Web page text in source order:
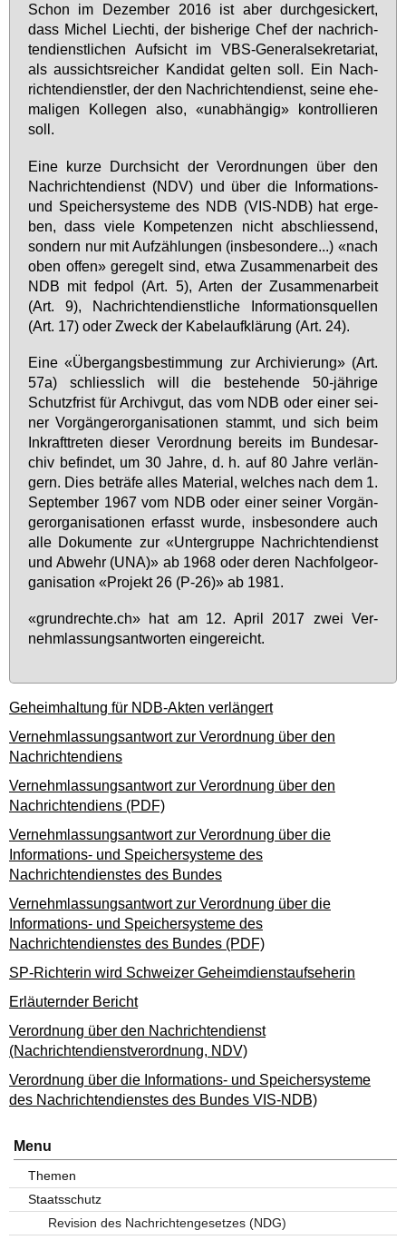
Schon im De­zem­ber 2016 ist aber durch­ge­si­ckert,
dass Mi­chel Liech­ti, der bis­he­ri­ge Chef der nach­rich­
ten­dienst­li­chen Auf­sicht im VBS-Ge­ne­ral­se­kre­ta­ri­at,
als aus­sichts­rei­cher Kan­di­dat gel­ten soll. Ein Nach­
rich­ten­dienst­ler, der den Nach­rich­ten­dienst, sei­ne ehe­
ma­li­gen Kol­le­gen al­so, «un­ab­hän­gig» kon­trol­lie­ren
soll.
Ei­ne kur­ze Durch­sicht der Ver­ord­nun­gen über den
Nach­rich­ten­dienst (NDV) und über die In­for­ma­ti­ons-
und Spei­cher­sys­te­me des NDB (VIS-NDB) hat er­ge­
ben, dass vie­le Kom­pe­ten­zen nicht ab­schlies­send,
son­dern nur mit Auf­zäh­lun­gen (ins­be­son­de­re...) «nach
oben of­fen» ge­re­gelt sind, et­wa Zu­sam­men­ar­beit des
NDB mit fed­pol (Art. 5), Ar­ten der Zu­sam­men­ar­beit
(Art. 9), Nach­rich­ten­dienst­li­che In­for­ma­ti­ons­quel­len
(Art. 17) oder Zweck der Ka­belauf­klä­rung (Art. 24).
Ei­ne «Über­gangs­be­stim­mung zur Ar­chi­vie­rung» (Art.
57a) schliess­lich will die be­ste­hen­de 50-jäh­ri­ge
Schutz­frist für Ar­chiv­gut, das vom NDB oder ei­ner sei­
ner Vor­gän­ger­or­ga­ni­sa­tio­nen stammt, und sich beim
In­kraft­tre­ten die­ser Ver­ord­nung be­reits im Bun­des­ar­
chiv be­fin­det, um 30 Jah­re, d. h. auf 80 Jah­re ver­län­
gern. Dies be­trä­fe al­les Ma­te­ri­al, wel­ches nach dem 1.
Sep­tem­ber 1967 vom NDB oder ei­ner sei­ner Vor­gän­
ger­or­ga­ni­sa­tio­nen er­fasst wur­de, ins­be­son­de­re auch
al­le Do­ku­men­te zur «Un­ter­grup­pe Nach­rich­ten­dienst
und Ab­wehr (UNA)» ab 1968 oder de­ren Nach­fol­ge­or­
ga­ni­sa­ti­on «Pro­jekt 26 (P-26)» ab 1981.
«grund­rech­te.ch» hat am 12. April 2017 zwei Ver­
nehm­las­sungs­ant­wor­ten ein­ge­reicht.
Geheimhaltung für NDB-Akten verlängert
Vernehmlassungsantwort zur Verordnung über den
Nachrichtendiens
Vernehmlassungsantwort zur Verordnung über den
Nachrichtendiens (PDF)
Vernehmlassungsantwort zur Verordnung über die
Informations- und Speichersysteme des
Nachrichtendienstes des Bundes
Vernehmlassungsantwort zur Verordnung über die
Informations- und Speichersysteme des
Nachrichtendienstes des Bundes (PDF)
SP-Richterin wird Schweizer Geheimdienstaufseherin
Erläuternder Bericht
Verordnung über den Nachrichtendienst
(Nachrichtendienstverordnung, NDV)
Verordnung über die Informations- und Speichersysteme
des Nachrichtendienstes des Bundes VIS-NDB)
Menu
Themen
Staatsschutz
Revision des Nachrichtengesetzes (NDG)